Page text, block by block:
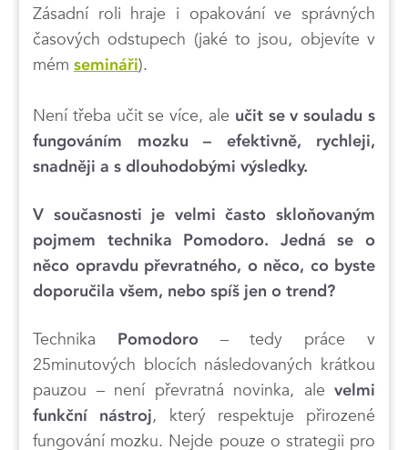
Zásadní roli hraje i opakování ve správných
časových odstupech (jaké to jsou, objevíte v
mém semináři).
Není třeba učit se více, ale učit se v souladu s
fungováním mozku – efektivně, rychleji,
snadněji a s dlouhodobými výsledky.
V současnosti je velmi často skloňovaným
pojmem technika Pomodoro. Jedná se o
něco opravdu převratného, o něco, co byste
doporučila všem, nebo spíš jen o trend?
Technika Pomodoro – tedy práce v
25minutových blocích následovaných krátkou
pauzou – není převratná novinka, ale velmi
funkční nástroj, který respektuje přirozené
fungování mozku. Nejde pouze o strategii pro